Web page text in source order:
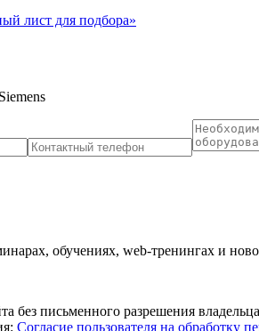
лист для подбора»
обучениях, web-тренингах и
без письменного разрешения
Согласие пользователя на обработку